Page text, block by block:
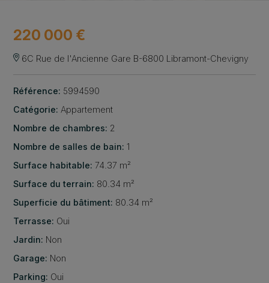
6C Rue de l'Ancienne Gare B-6800 Libramont-Chevigny
220 000 €
Référence: 5994590
Catégorie: Appartement
Nombre de chambres: 2
Nombre de salles de bain: 1
Surface habitable: 74.37 m²
Surface du terrain: 80.34 m²
Superficie du bâtiment: 80.34 m²
Terrasse: Oui
Jardin: Non
Garage: Non
Parking: Oui